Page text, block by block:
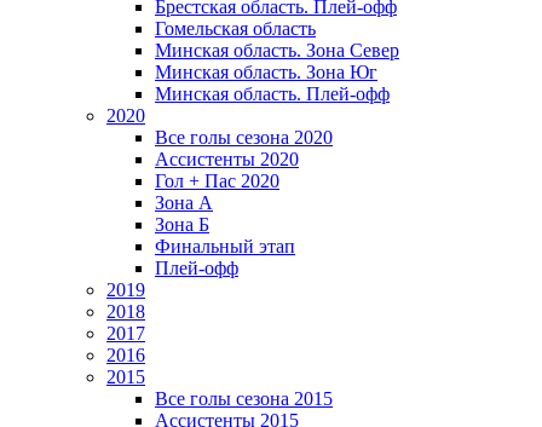
Брестская область. Плей-офф
Гомельская область
Минская область. Зона Север
Минская область. Зона Юг
Минская область. Плей-офф
2020
Все голы сезона 2020
Ассистенты 2020
Гол + Пас 2020
Зона А
Зона Б
Финальный этап
Плей-офф
2019
2018
2017
2016
2015
Все голы сезона 2015
Ассистенты 2015